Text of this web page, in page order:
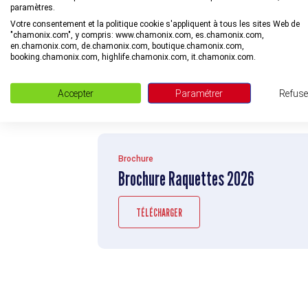
A TÉLÉCHARGER
Brochure
Brochure Raquettes 2026
TÉLÉCHARGER
paramètres.
Votre consentement et la politique cookie s'appliquent à tous les sites Web de
"chamonix.com", y compris: www.chamonix.com, es.chamonix.com,
en.chamonix.com, de.chamonix.com, boutique.chamonix.com,
booking.chamonix.com, highlife.chamonix.com, it.chamonix.com.
Accepter Paramétrer